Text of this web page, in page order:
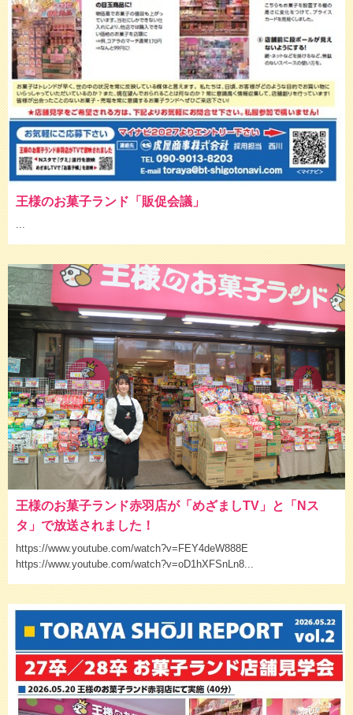
王様のお菓子ランド「販促会議」
...
王様のお菓子ランド赤羽店が「めざましTV」と「Nス
タ」で放送されました！
https://www.youtube.com/watch?v=FEY4deW888E
https://www.youtube.com/watch?v=oD1hXFSnLn8...